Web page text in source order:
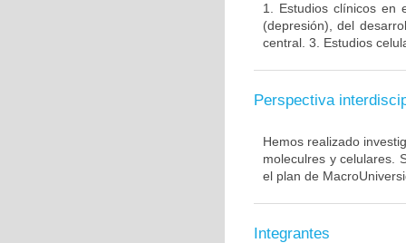
1. Estudios clínicos en
(depresión), del
central. 3. Estudios
Perspectiva
Hemos realizado
moleculres y celulares.
el plan de
Integrantes